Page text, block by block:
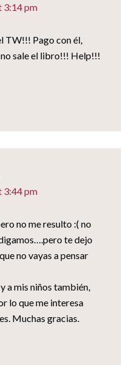
3:14 pm
TW!!! Pago con él,
no sale el libro!!! Help!!!
3:44 pm
no me resulto :( no
te dejo
no vayas a pensar
a mis niños también,
lo que me interesa
Muchas gracias.